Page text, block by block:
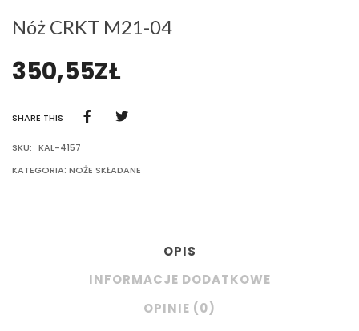
Nóż CRKT M21-04
350,55ZŁ
SHARE THIS
SKU: KAL-4157
KATEGORIA: NOŻE SKŁADANE
OPIS
INFORMACJE DODATKOWE
OPINIE (0)